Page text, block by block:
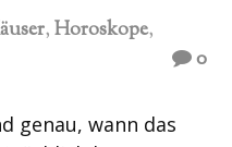
,Horoskope,
0
genau, wann das